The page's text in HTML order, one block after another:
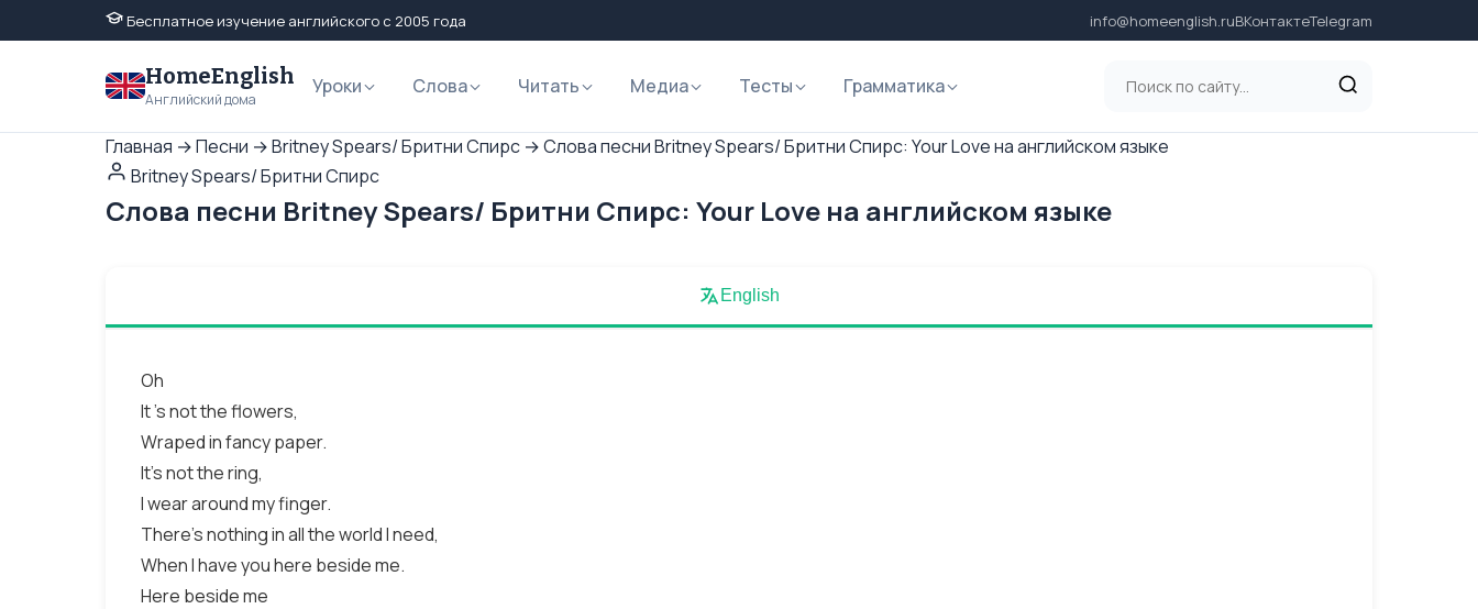
Бесплатное изучение английского с 2005 года info@homeenglish.ruВКонтактеTelegram
HomeEnglish
Английский дома
Уроки Слова Читать Медиа Тесты Грамматика
Главная →Песни →Britney Spears/ Бритни Спирс →Слова песни Britney Spears/ Бритни Спирс: Your Love на английском языке
Britney Spears/ Бритни Спирс
Слова песни Britney Spears/ Бритни Спирс: Your Love на английском языке
English
Oh
It 's not the flowers,
Wraped in fancy paper.
It's not the ring,
I wear around my finger.
There's nothing in all the world I need,
When I have you here beside me.
Here beside me